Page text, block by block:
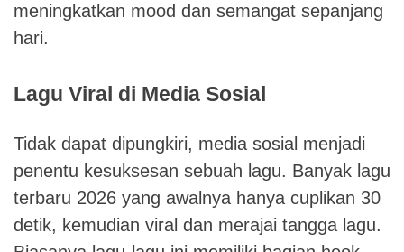
meningkatkan mood dan semangat sepanjang
hari.
Lagu Viral di Media Sosial
Tidak dapat dipungkiri, media sosial menjadi
penentu kesuksesan sebuah lagu. Banyak lagu
terbaru 2026 yang awalnya hanya cuplikan 30
detik, kemudian viral dan merajai tangga lagu.